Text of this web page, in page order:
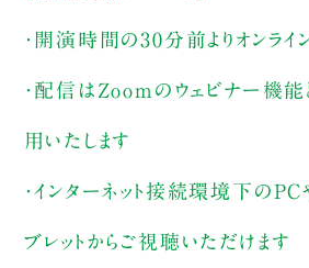
・開演時間の30分前よりオンライ
・配信はZoomのウェビナー機能
用いたします
・インターネット接続環境下のPC
ブレットからご視聴いただけます